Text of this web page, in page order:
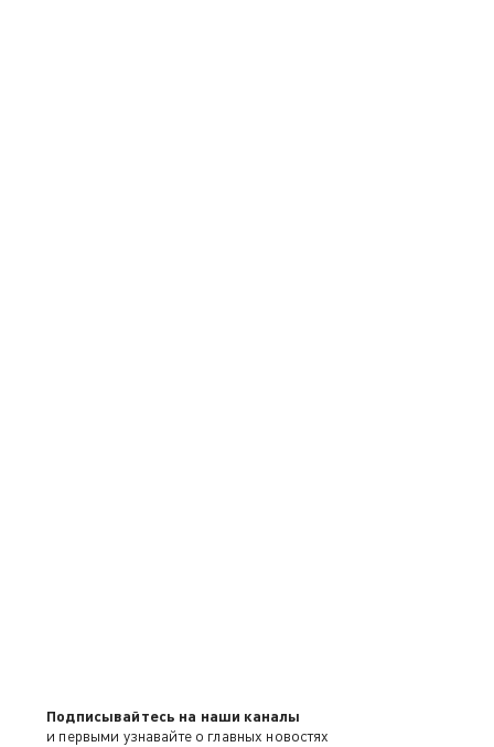
Подписывайтесь на наши каналы
и первыми узнавайте о главных новостях